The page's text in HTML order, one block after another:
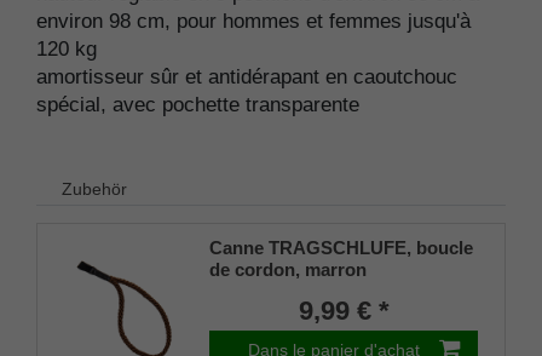
environ 98 cm, pour hommes et femmes jusqu'à
120 kg
amortisseur sûr et antidérapant en caoutchouc
spécial, avec pochette transparente
Zubehör
Canne TRAGSCHLUFE, boucle
de cordon, marron
9,99 € *
Dans le panier d'achat